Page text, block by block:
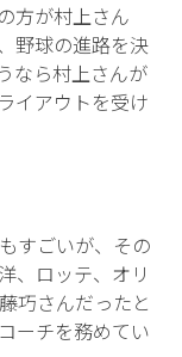
方が村上さん
野球の進路を決
なら村上さんが
イアウトを受け
すごいが、その
、ロッテ、オリ
巧さんだったと
ーチを務めてい